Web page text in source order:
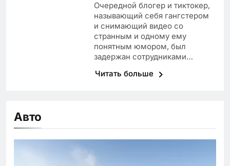
Очередной блогер и тиктокер,
называющий себя гангстером
и снимающий видео со
странным и одному ему
понятным юмором, был
задержан сотрудниками…
Читать больше
Авто